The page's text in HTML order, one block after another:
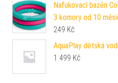
Nafukovací bazén
3 komory od 10
249 Kč
AquaPlay dětská
1 499 Kč